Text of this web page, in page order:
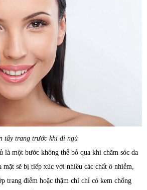
tẩy trang trước khi đi ngủ
một bước không thể bỏ qua khi chăm sóc da
mặt sẽ bị tiếp xúc với nhiều các chất ô nhiễm,
trang điểm hoặc thậm chí chỉ có kem chống